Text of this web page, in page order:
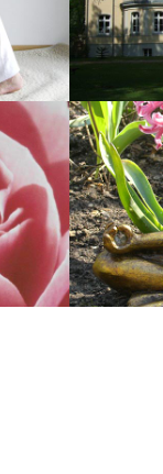
Yoga